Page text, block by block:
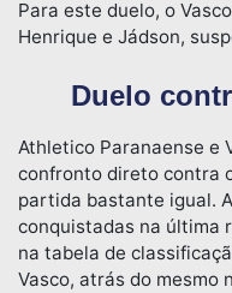
Para este duelo, o
Henrique e Jádson,
Duelo
Athletico Paranaense e
confronto direto contra
partida bastante igual.
conquistadas na última
na tabela de
Vasco, atrás do mesmo